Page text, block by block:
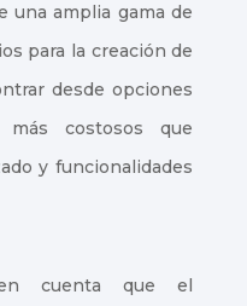
una amplia gama de
para la creación de
desde opciones
más costosos que
y funcionalidades
cuenta que el